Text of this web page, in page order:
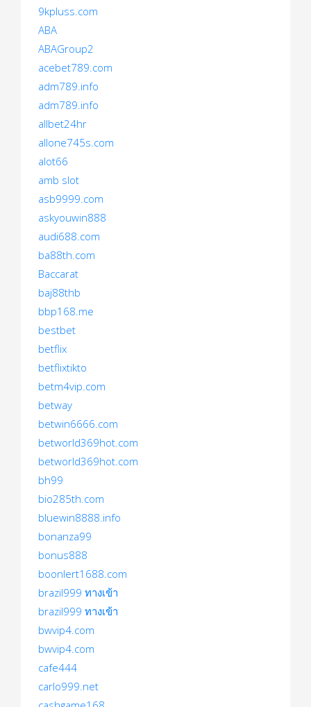
9kpluss.com
ABA
ABAGroup2
acebet789.com
adm789.info
adm789.info
allbet24hr
allone745s.com
alot66
amb slot
asb9999.com
askyouwin888
audi688.com
ba88th.com
Baccarat
baj88thb
bbp168.me
bestbet
betflix
betflixtikto
betm4vip.com
betway
betwin6666.com
betworld369hot.com
betworld369hot.com
bh99
bio285th.com
bluewin8888.info
bonanza99
bonus888
boonlert1688.com
brazil999 ทางเข้า
brazil999 ทางเข้า
bwvip4.com
bwvip4.com
cafe444
carlo999.net